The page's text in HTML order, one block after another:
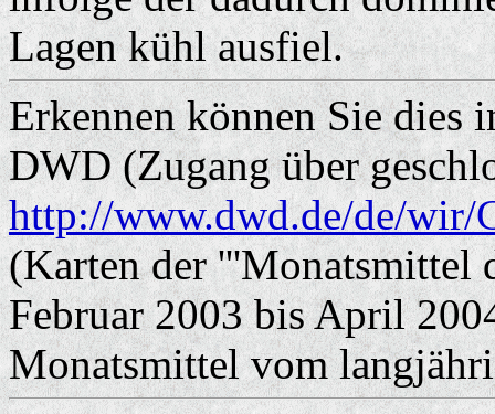
Lagen kühl ausfiel.
Erkennen können Sie dies
DWD (Zugang über
http://www.dwd.de/de/wir/
(Karten der '''Monatsmittel
Februar 2003 bis April
Monatsmittel vom